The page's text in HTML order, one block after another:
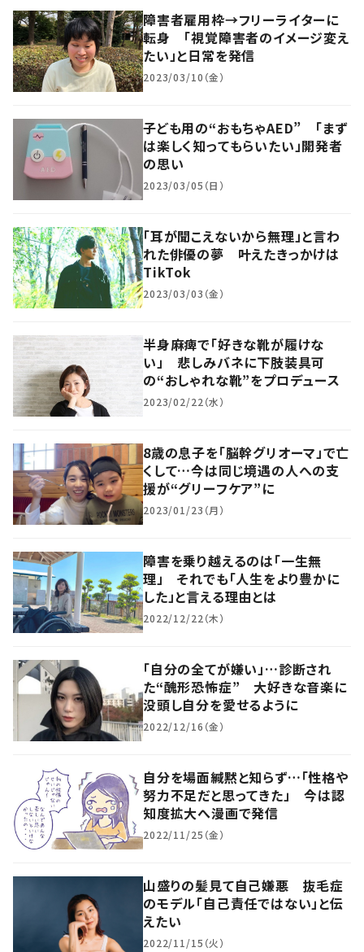
障害者雇用枠→フリーライターに
転身 「視覚障害者のイメージ変え
たい」と日常を発信
2023/03/10（金）
子ども用の“おもちゃAED” 「まず
は楽しく知ってもらいたい」開発者
の思い
2023/03/05（日）
「耳が聞こえないから無理」と言わ
れた俳優の夢 叶えたきっかけは
TikTok
2023/03/03（金）
半身麻痺で「好きな靴が履けな
い」 悲しみバネに下肢装具可
の“おしゃれな靴”をプロデュース
2023/02/22（水）
8歳の息子を「脳幹グリオーマ」で亡
くして…今は同じ境遇の人への支
援が“グリーフケア”に
2023/01/23（月）
障害を乗り越えるのは「一生無
理」 それでも「人生をより豊かに
した」と言える理由とは
2022/12/22（木）
「自分の全てが嫌い」…診断され
た“醜形恐怖症” 大好きな音楽に
没頭し自分を愛せるように
2022/12/16（金）
自分を場面緘黙と知らず…「性格や
努力不足だと思ってきた」 今は認
知度拡大へ漫画で発信
2022/11/25（金）
山盛りの髪見て自己嫌悪 抜毛症
のモデル「自己責任ではない」と伝
えたい
2022/11/15（火）